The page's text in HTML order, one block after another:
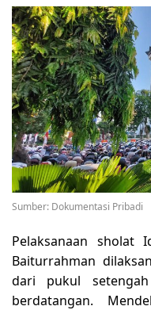
Sumber: Dokumentasi Pribadi
Pelaksanaan sholat
Baiturrahman
dari pukul
berdatangan.